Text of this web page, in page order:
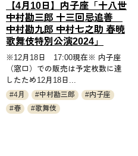
【4月10日】内子座「十八世
中村勘三郎 十三回忌追善
中村勘九郎 中村七之助 春暁
歌舞伎特別公演2024」
※12月18日 17:00現在※ 内子座
（窓口）での販売は予定枚数に達
したため12月18日...
4月 中村勘三郎
内子座
春
歌舞伎